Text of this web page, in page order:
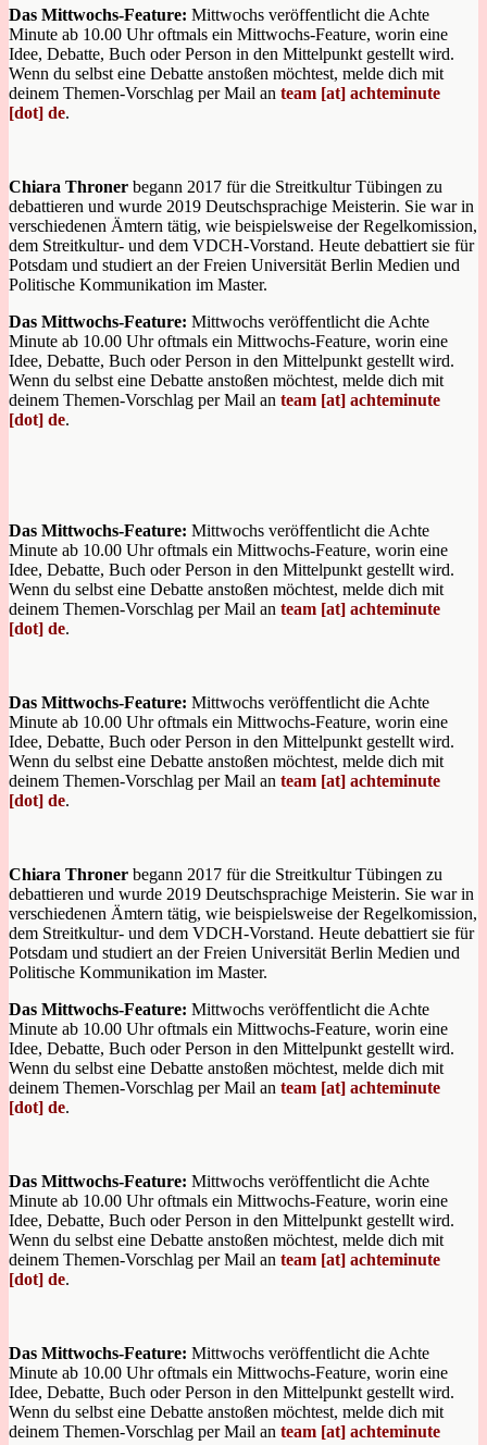
Das Mittwochs-Feature: Mittwochs veröffentlicht die Achte
Minute ab 10.00 Uhr oftmals ein Mittwochs-Feature, worin eine
Idee, Debatte, Buch oder Person in den Mittelpunkt gestellt wird.
Wenn du selbst eine Debatte anstoßen möchtest, melde dich mit
deinem Themen-Vorschlag per Mail an team [at] achteminute
[dot] de.
Chiara Throner begann 2017 für die Streitkultur Tübingen zu
debattieren und wurde 2019 Deutschsprachige Meisterin. Sie war in
verschiedenen Ämtern tätig, wie beispielsweise der Regelkomission,
dem Streitkultur- und dem VDCH-Vorstand. Heute debattiert sie für
Potsdam und studiert an der Freien Universität Berlin Medien und
Politische Kommunikation im Master.
Das Mittwochs-Feature: Mittwochs veröffentlicht die Achte
Minute ab 10.00 Uhr oftmals ein Mittwochs-Feature, worin eine
Idee, Debatte, Buch oder Person in den Mittelpunkt gestellt wird.
Wenn du selbst eine Debatte anstoßen möchtest, melde dich mit
deinem Themen-Vorschlag per Mail an team [at] achteminute
[dot] de.
Das Mittwochs-Feature: Mittwochs veröffentlicht die Achte
Minute ab 10.00 Uhr oftmals ein Mittwochs-Feature, worin eine
Idee, Debatte, Buch oder Person in den Mittelpunkt gestellt wird.
Wenn du selbst eine Debatte anstoßen möchtest, melde dich mit
deinem Themen-Vorschlag per Mail an team [at] achteminute
[dot] de.
Das Mittwochs-Feature: Mittwochs veröffentlicht die Achte
Minute ab 10.00 Uhr oftmals ein Mittwochs-Feature, worin eine
Idee, Debatte, Buch oder Person in den Mittelpunkt gestellt wird.
Wenn du selbst eine Debatte anstoßen möchtest, melde dich mit
deinem Themen-Vorschlag per Mail an team [at] achteminute
[dot] de.
Chiara Throner begann 2017 für die Streitkultur Tübingen zu
debattieren und wurde 2019 Deutschsprachige Meisterin. Sie war in
verschiedenen Ämtern tätig, wie beispielsweise der Regelkomission,
dem Streitkultur- und dem VDCH-Vorstand. Heute debattiert sie für
Potsdam und studiert an der Freien Universität Berlin Medien und
Politische Kommunikation im Master.
Das Mittwochs-Feature: Mittwochs veröffentlicht die Achte
Minute ab 10.00 Uhr oftmals ein Mittwochs-Feature, worin eine
Idee, Debatte, Buch oder Person in den Mittelpunkt gestellt wird.
Wenn du selbst eine Debatte anstoßen möchtest, melde dich mit
deinem Themen-Vorschlag per Mail an team [at] achteminute
[dot] de.
Das Mittwochs-Feature: Mittwochs veröffentlicht die Achte
Minute ab 10.00 Uhr oftmals ein Mittwochs-Feature, worin eine
Idee, Debatte, Buch oder Person in den Mittelpunkt gestellt wird.
Wenn du selbst eine Debatte anstoßen möchtest, melde dich mit
deinem Themen-Vorschlag per Mail an team [at] achteminute
[dot] de.
Das Mittwochs-Feature: Mittwochs veröffentlicht die Achte
Minute ab 10.00 Uhr oftmals ein Mittwochs-Feature, worin eine
Idee, Debatte, Buch oder Person in den Mittelpunkt gestellt wird.
Wenn du selbst eine Debatte anstoßen möchtest, melde dich mit
deinem Themen-Vorschlag per Mail an team [at] achteminute